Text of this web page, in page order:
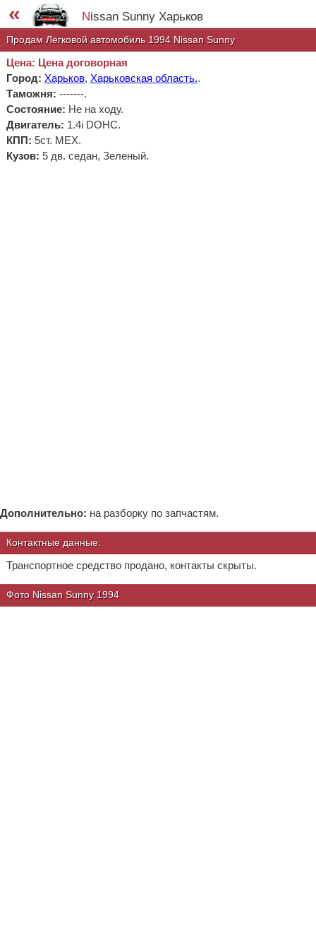
« Nissan Sunny Харьков
Продам Легковой автомобиль 1994 Nissan Sunny
Цена: Цена договорная
Город: Харьков, Харьковская область..
Таможня: -------.
Состояние: Не на ходу.
Двигатель: 1.4i DOHC.
КПП: 5ст. МЕХ.
Кузов: 5 дв. седан, Зеленый.
Дополнительно: на разборку по запчастям.
Контактные данные:
Транспортное средство продано, контакты скрыты.
Фото Nissan Sunny 1994